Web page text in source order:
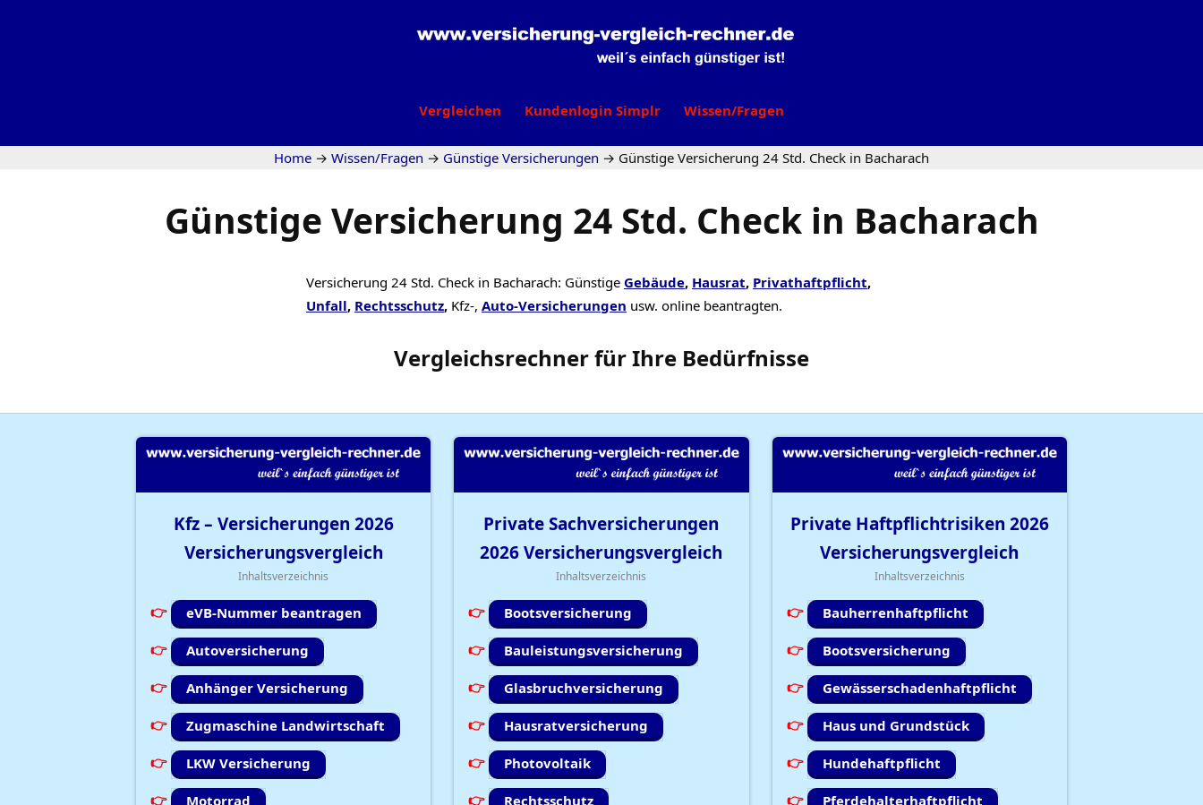
Vergleichen Kundenlogin Simplr Wissen/Fragen
Home → Wissen/Fragen → Günstige Versicherungen → Günstige Versicherung 24 Std. Check in Bacharach
Günstige Versicherung 24 Std. Check in Bacharach
Versicherung 24 Std. Check in Bacharach: Günstige Gebäude, Hausrat, Privathaftpflicht,
Unfall, Rechtsschutz, Kfz-, Auto-Versicherungen usw. online beantragten.
Vergleichsrechnerfür Ihre Bedürfnisse
Kfz – Versicherungen 2026
Versicherungsvergleich
Inhaltsverzeichnis
eVB-Nummer beantragen
Autoversicherung
Anhänger Versicherung
Zugmaschine Landwirtschaft
LKW Versicherung
Motorrad
Private Sachversicherungen
2026Versicherungsvergleich
Inhaltsverzeichnis
Bootsversicherung
Bauleistungsversicherung
Glasbruchversicherung
Hausratversicherung
Photovoltaik
Rechtsschutz
Private Haftpflichtrisiken 2026
Versicherungsvergleich
Inhaltsverzeichnis
Bauherrenhaftpflicht
Bootsversicherung
Gewässerschadenhaftpflicht
Haus und Grundstück
Hundehaftpflicht
Pferdehalterhaftpflicht